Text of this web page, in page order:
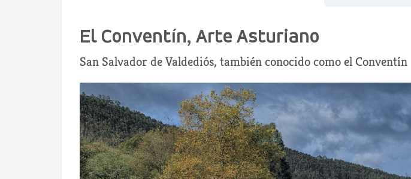
El Conventín, Arte Asturiano
San Salvador de Valdediós, también conocido como el Conventín